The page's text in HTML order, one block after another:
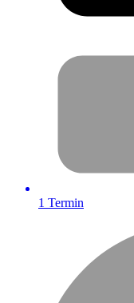
1 Termin